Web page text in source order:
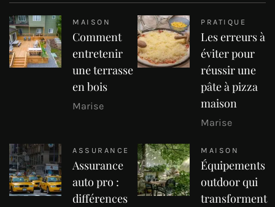
MAISON
Comment
entretenir
une terrasse
en bois
Marise
PRATIQUE
Les erreurs à
éviter pour
réussir une
pâte à pizza
maison
Marise
ASSURANCE
Assurance
auto pro :
différences
MAISON
Équipements
outdoor qui
transforment